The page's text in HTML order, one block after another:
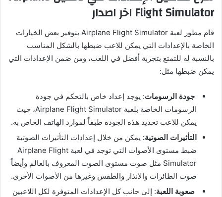
Flight Simulator اخر اصدار
قام مطور لعبة Airplane Flight Simulator بتوفير بعض الخيارات
الخاصة بالإعدادات التي يمكن للاعب ضبطها بالشكل المناسب
بالنسبة له للتمتع بتجربة أفضل في اللعب، ومن ضمن الإعدادات التي
يمكن ضبطها مثل:
جودة الرسومات: يوجد إعداد خاص بالتحكم في جودة
الرسومات الخاصة بلعبة Airplane Flight Simulator، حيث
يمكن للاعب تحديد هذه الجودة طبقاً لموارد الهاتف الخاص به.
التأثيرات الصوتية: يمكن من خلال إعدادات التأثيرات الصوتية
ضبط مستوى الأصوات التي توجد في لعبة Airplane Flight
Simulator مثل صوت مستوى الصوت المعروف بالعالم وأيضاً
صوت الطائرات والإنذار والطقس وغيرها من الأصوات الأخرى.
صعوبة اللعبة: إلى جانب كل الإعدادات المتوفرة لكل اللاعبين